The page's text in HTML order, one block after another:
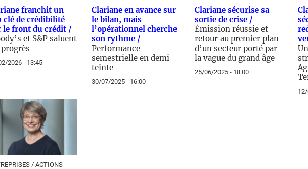
franchit un
clé de crédibilité
le front du crédit /
et S&P saluent
2026 - 13:45
Clariane en avance sur
le bilan, mais
l’opérationnel cherche
son rythme /
Performance
semestrielle en demi-
teinte
30/07/2025 - 16:00
Clariane sécurise sa
sortie de crise /
Émission réussie et
retour au premier plan
d’un secteur porté par
la vague du grand âge
25/06/2025 - 18:00
/ ACTIONS